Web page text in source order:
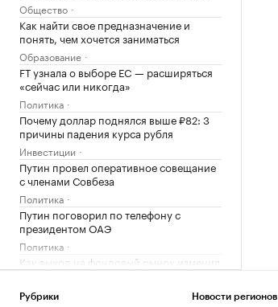
Общество
Как найти свое предназначение и
понять, чем хочется заниматься
Образование
FT узнала о выборе ЕС — расширяться
«сейчас или никогда»
Политика
Почему доллар поднялся выше ₽82: 3
причины падения курса рубля
Инвестиции
Путин провел оперативное совещание
с членами Совбеза
Политика
Путин поговорил по телефону с
президентом ОАЭ
Политика
Как выход на фондовый рынок изменил
компании малого бизнеса
РБК и МСП Банк
Рубрики Новости регионов